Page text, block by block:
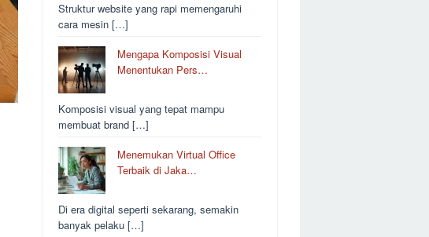
Struktur website yang rapi memengaruhi
cara mesin […]
Mengapa Komposisi Visual
Menentukan Pers…
Komposisi visual yang tepat mampu
membuat brand […]
Menemukan Virtual Office
Terbaik di Jaka…
Di era digital seperti sekarang, semakin
banyak pelaku […]